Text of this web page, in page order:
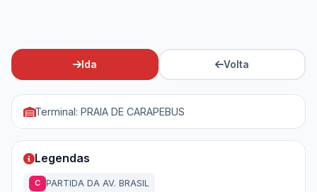
Ida Volta
Terminal: PRAIA DE CARAPEBUS
Legendas
C PARTIDA DA AV. BRASIL